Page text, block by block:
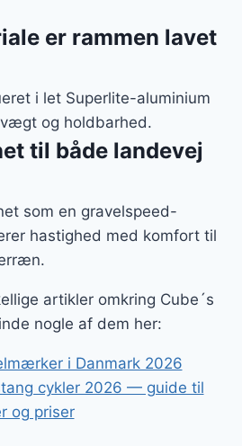
er rammen lavet
i let Superlite-aluminium
og holdbarhed.
til både landevej
som en gravelspeed-
hastighed med komfort til
artikler omkring Cube´s
nogle af dem her:
i Danmark 2026
cykler 2026 — guide til
og priser